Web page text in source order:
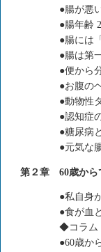
●腸が悪
●腸年齢
●腸には
●腸は第
●便から
●お腹の
●動物性
●認知症
●糖尿病
●元気な
第２章 60歳から
●私自身
●食が血
◆コラム
●60歳か